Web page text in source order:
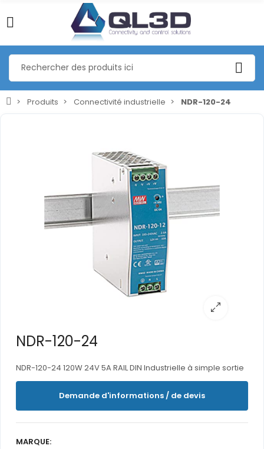
Produits Connectivité industrielle NDR-120-24
NDR-120-24
NDR-120-24 120W 24V 5A RAIL DIN Industrielle à simple sortie
Demande d'informations / de devis
MARQUE: